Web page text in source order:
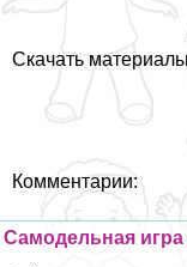
Скачать
Комментарии:
Самодельная